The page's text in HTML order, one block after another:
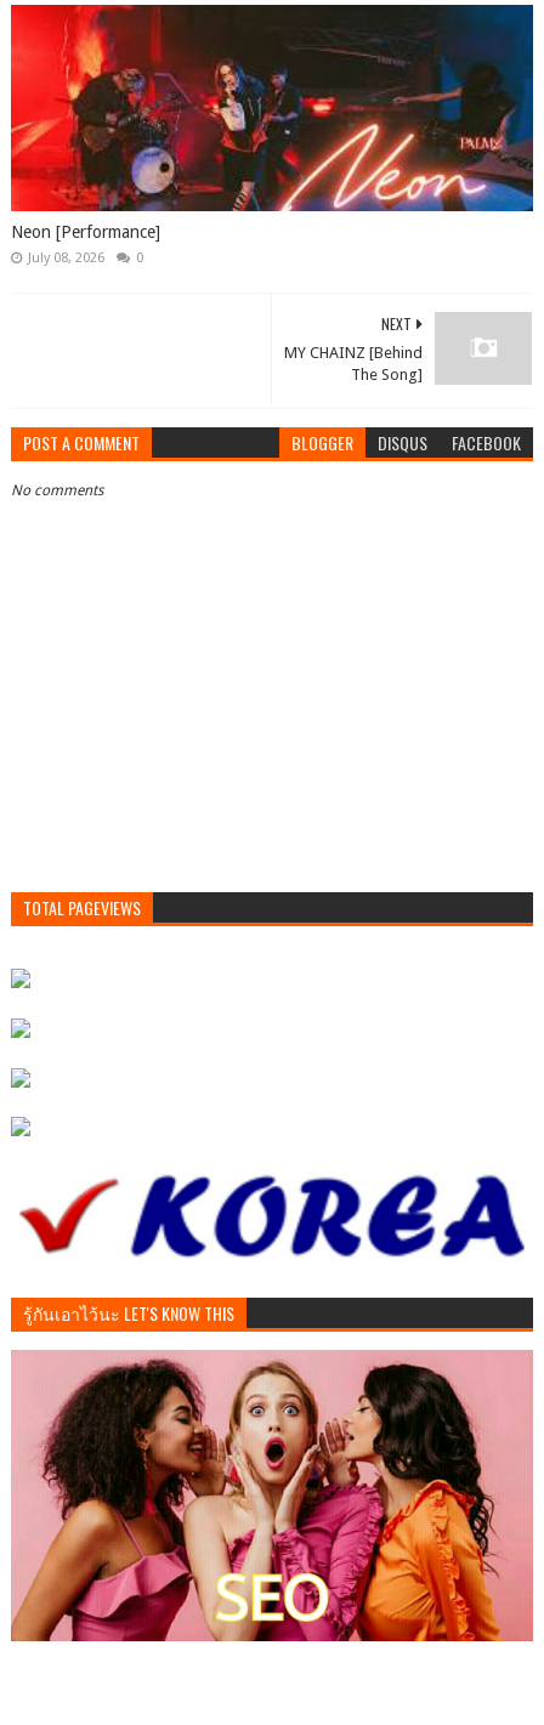
Neon [Performance]
July 08, 2026 0
NEXT
MY CHAINZ [Behind
The Song]
POST A COMMENT BLOGGER DISQUS FACEBOOK
No comments
TOTAL PAGEVIEWS
รู้กันเอาไว้นะ LET'S KNOW THIS